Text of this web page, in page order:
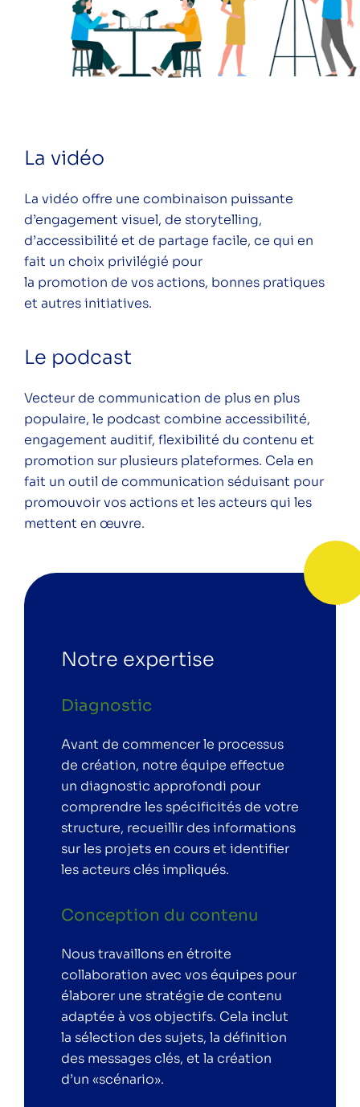
La vidéo
La vidéo offre une combinaison puissante
d’engagement visuel, de storytelling,
d’accessibilité et de partage facile, ce qui en
fait un choix privilégié pour
la promotion de vos actions, bonnes pratiques
et autres initiatives.
Le podcast
Vecteur de communication de plus en plus
populaire, le podcast combine accessibilité,
engagement auditif, flexibilité du contenu et
promotion sur plusieurs plateformes. Cela en
fait un outil de communication séduisant pour
promouvoir vos actions et les acteurs qui les
mettent en œuvre.
Notre expertise
Diagnostic
Avant de commencer le processus
de création, notre équipe effectue
un diagnostic approfondi pour
comprendre les spécificités de votre
structure, recueillir des informations
sur les projets en cours et identifier
les acteurs clés impliqués.
Conception du contenu
Nous travaillons en étroite
collaboration avec vos équipes pour
élaborer une stratégie de contenu
adaptée à vos objectifs. Cela inclut
la sélection des sujets, la définition
des messages clés, et la création
d’un «scénario».